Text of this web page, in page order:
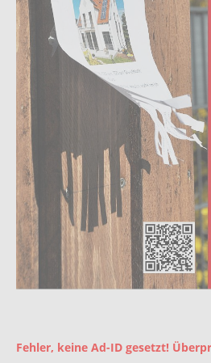
Fehler, keine Ad-ID gesetzt!